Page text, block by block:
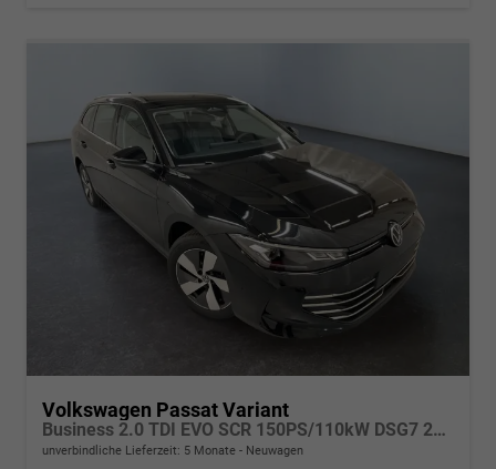
Volkswagen Passat Variant
Business 2.0 TDI EVO SCR 150PS/110kW DSG7 2026
unverbindliche Lieferzeit: 5 Monate Neuwagen